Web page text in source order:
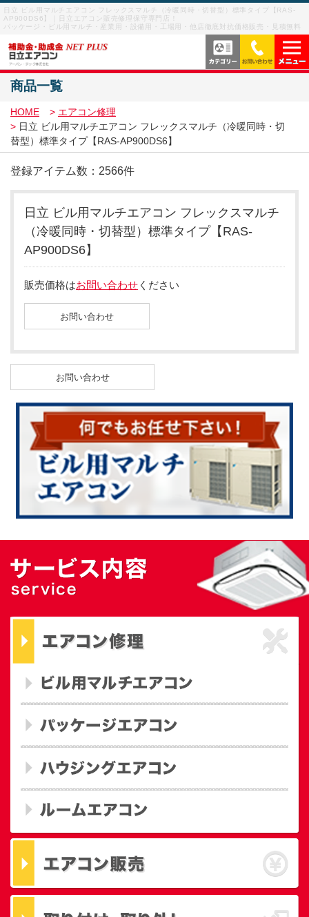
日立 ビル用マルチエアコン フレックスマルチ（冷暖同時・切替型）標準タイプ【RAS-
AP900DS6】｜日立エアコン販売修理保守専門店！
パッケージ・ビル用マルチ・産業用・設備用・工場用・他店徹底対抗価格販売・見積無料
お問い合わせを閉じる
当社の強み
サービス内容
よくあるご質問
ご利用案内
お客様の声
メニューを閉じる
ビル用マルチエアコン
業務用エアコン・パッケージエアコン
業務用エアコン修理
メニューを閉じる
商品一覧
HOME
エアコン修理
日立 ビル用マルチエアコン フレックスマルチ（冷暖同時・切
替型）標準タイプ【RAS-AP900DS6】
登録アイテム数：2566件
日立 ビル用マルチエアコン フレックスマルチ
（冷暖同時・切替型）標準タイプ【RAS-
AP900DS6】
販売価格はお問い合わせ ください
お問い合わせ
お問い合わせ